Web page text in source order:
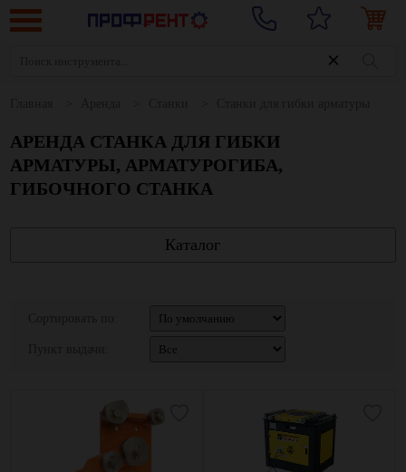
АРЕНДА СТАНКА ДЛЯ ГИБКИ
АРМАТУРЫ, АРМАТУРОГИБА,
ГИБОЧНОГО СТАНКА
Каталог